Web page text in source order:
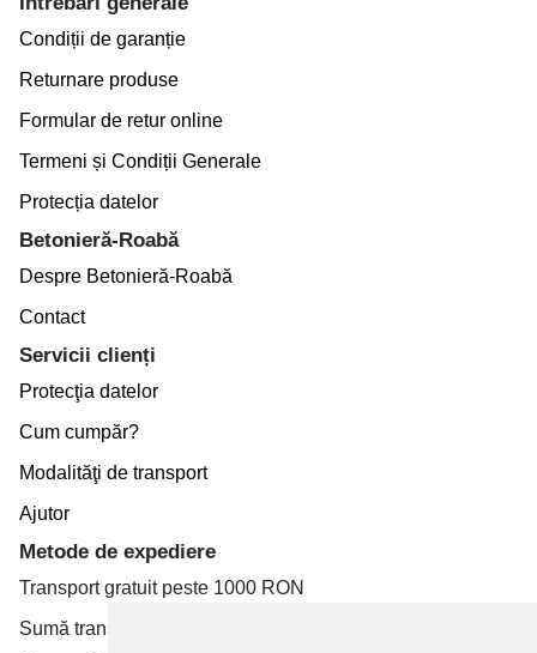
Condiții de garanție
Returnare produse
Formular de retur online
Termeni și Condiții Generale
Protecția datelor
Betonieră-Roabă
Despre Betonieră-Roabă
Contact
Servicii clienți
Protecţia datelor
Cum cumpăr?
Modalităţi de transport
Ajutor
Metode de expediere
Transport gratuit peste 1000 RON
Sumă transport de la 19.99 RON